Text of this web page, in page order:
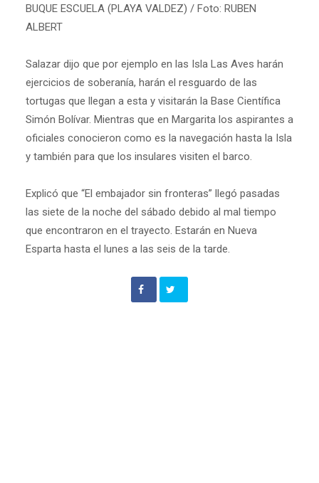
BUQUE ESCUELA (PLAYA VALDEZ) / Foto: RUBEN
ALBERT
Salazar dijo que por ejemplo en las Isla Las Aves harán
ejercicios de soberanía, harán el resguardo de las
tortugas que llegan a esta y visitarán la Base Científica
Simón Bolívar. Mientras que en Margarita los aspirantes a
oficiales conocieron como es la navegación hasta la Isla
y también para que los insulares visiten el barco.
Explicó que “El embajador sin fronteras” llegó pasadas
las siete de la noche del sábado debido al mal tiempo
que encontraron en el trayecto. Estarán en Nueva
Esparta hasta el lunes a las seis de la tarde.